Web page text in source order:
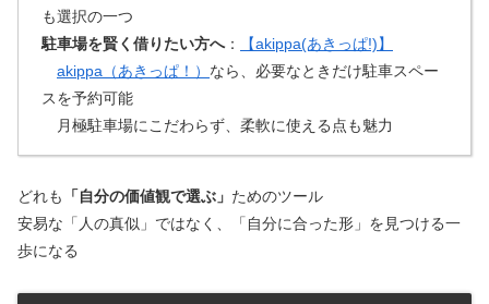
も選択の一つ
駐車場を賢く借りたい方へ：
【akippa(あきっぱ!)】
akippa（あきっぱ！） なら、必要なときだけ駐車スペー
スを予約可能
月極駐車場にこだわらず、柔軟に使える点も魅力
どれも 「自分の価値観で選ぶ」 ためのツール
安易な「人の真似」ではなく、「自分に合った形」を見つける一
歩になる